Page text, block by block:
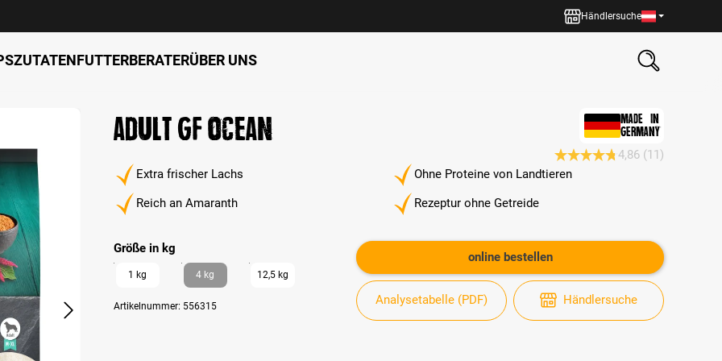
Händlersuche
ZUTATENFUTTERBERATERÜBER UNS
Adult GF Ocean
MADE IN
GERMANY
Durchschnittliche Bewertung
4,86 (11)
Extra frischer Lachs
Ohne Proteine von Landtieren
Reich an Amaranth
Rezeptur ohne Getreide
Größe in kgauswählen
1 kg 4 kg 12,5 kg
Artikelnummer: 556315
online bestellen
Analysetabelle (PDF) Händlersuche